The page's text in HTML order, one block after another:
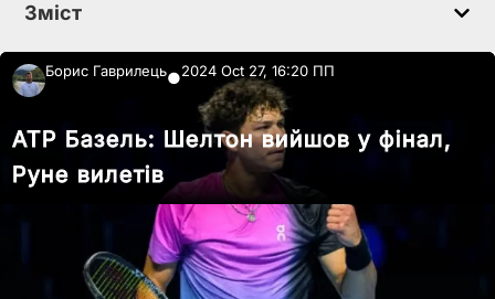
Зміст
Борис Гаврилець●2024 Oct 27, 16:20 ПП
ATP Базель: Шелтон вийшов у фінал,
Руне вилетів